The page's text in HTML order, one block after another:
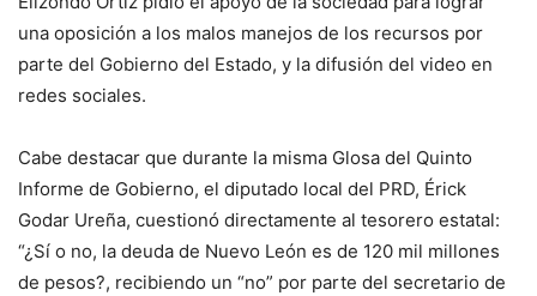
una oposición a los malos manejos de los recursos por
parte del Gobierno del Estado, y la difusión del video en
redes sociales.
Cabe destacar que durante la misma Glosa del Quinto
Informe de Gobierno, el diputado local del PRD, Érick
Godar Ureña, cuestionó directamente al tesorero estatal:
“¿Sí o no, la deuda de Nuevo León es de 120 mil millones
de pesos?, recibiendo un “no” por parte del secretario de